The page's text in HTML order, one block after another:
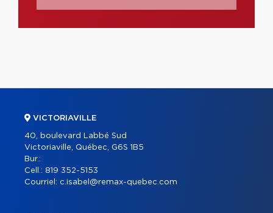
VICTORIAVILLE
40, boulevard Labbé Sud
Victoriaville, Québec, G6S 1B5
Bur.:
Cell.: 819 352-5153
Courriel: c.isabel@remax-quebec.com